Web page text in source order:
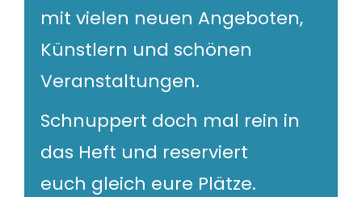
mit vielen neuen Angeboten,
Künstlern und schönen
Veranstaltungen.
Schnuppert doch mal rein in
das Heft und reserviert
euch gleich eure Plätze.